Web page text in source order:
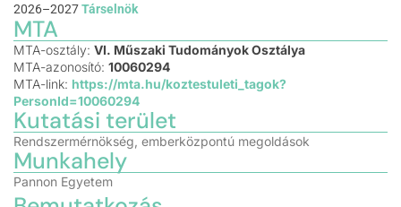
2026–2027Társelnök
MTA
MTA-osztály: VI. Műszaki Tudományok Osztálya
MTA-azonosító: 10060294
MTA-link: https://mta.hu/koztestuleti_tagok?
PersonId=10060294
Kutatási terület
Rendszermérnökség, emberközpontú megoldások
Munkahely
Pannon Egyetem